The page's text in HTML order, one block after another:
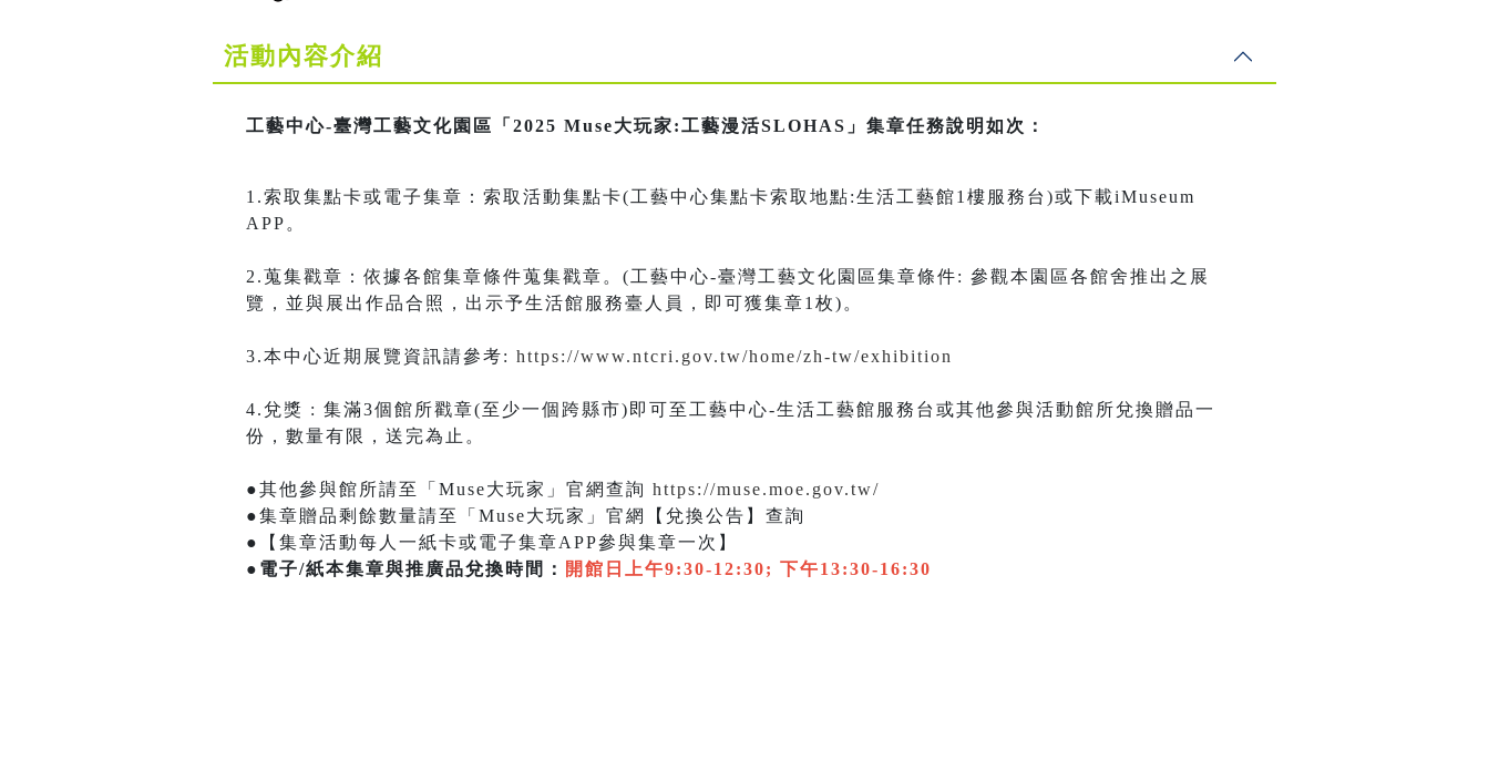
活動內容介紹
工藝中心-臺灣工藝文化園區「2025 Muse大玩家:工藝漫活SLOHAS」集章任務說明如次：
1.索取集點卡或電子集章：索取活動集點卡(工藝中心集點卡索取地點:生活工藝館1樓服務台)或下載iMuseum
APP。
2.蒐集戳章：依據各館集章條件蒐集戳章。(工藝中心-臺灣工藝文化園區集章條件: 參觀本園區各館舍推出之展
覽，並與展出作品合照，出示予生活館服務臺人員，即可獲集章1枚)。
3.本中心近期展覽資訊請參考: https://www.ntcri.gov.tw/home/zh-tw/exhibition
4.兌獎 : 集滿3個館所戳章(至少一個跨縣市)即可至工藝中心-生活工藝館服務台或其他參與活動館所兌換贈品一
份，數量有限，送完為止。
●其他參與館所請至「Muse大玩家」官網查詢 https://muse.moe.gov.tw/
●集章贈品剩餘數量請至「Muse大玩家」官網【兌換公告】查詢
●【集章活動每人一紙卡或電子集章APP參與集章一次】
● 電子/紙本集章與推廣品兌換時間： 開館日上午9:30-12:30; 下午13:30-16:30